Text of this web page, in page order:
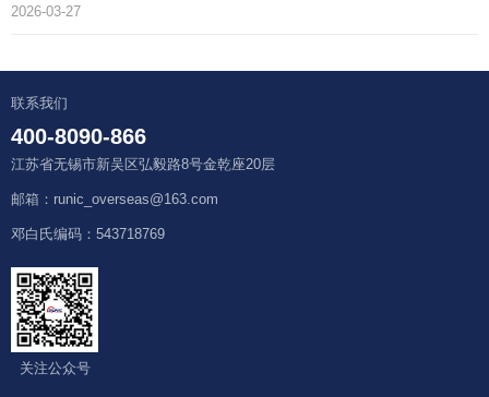
2026-03-27
联系我们
400-8090-866
江苏省无锡市新吴区弘毅路8号金乾座20层
邮箱：runic_overseas@163.com
邓白氏编码：543718769
关注公众号